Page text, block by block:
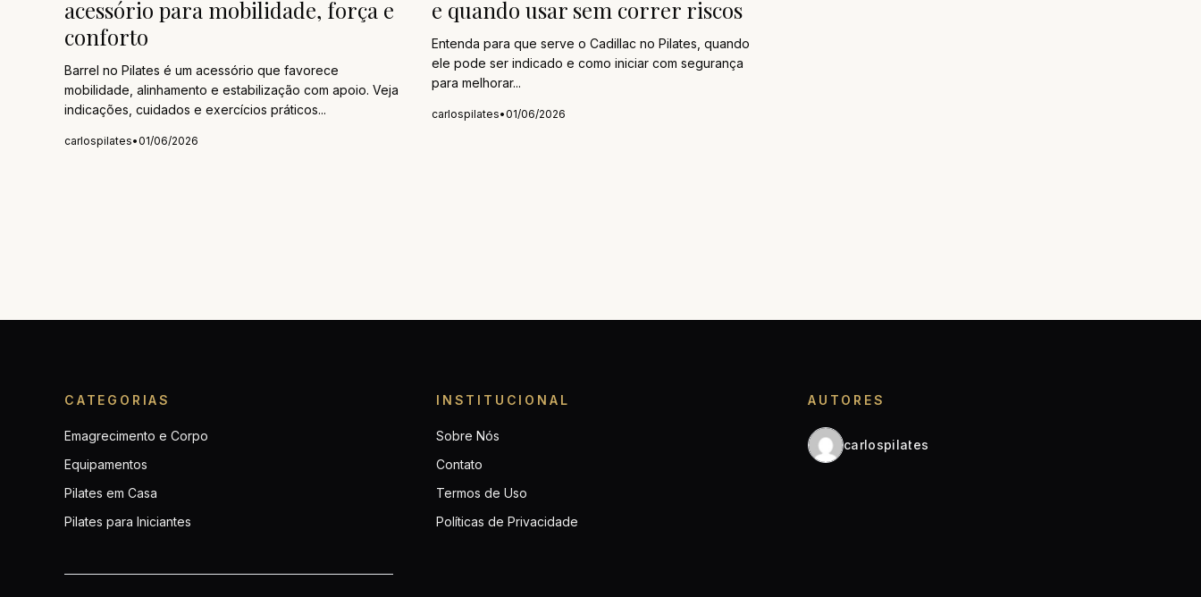
acessório para mobilidade, força e
conforto
Barrel no Pilates é um acessório que favorece
mobilidade, alinhamento e estabilização com apoio. Veja
indicações, cuidados e exercícios práticos...
carlospilates•01/06/2026
e quando usar sem correr riscos
Entenda para que serve o Cadillac no Pilates, quando
ele pode ser indicado e como iniciar com segurança
para melhorar...
carlospilates•01/06/2026
CATEGORIAS
Emagrecimento e Corpo
Equipamentos
Pilates em Casa
Pilates para Iniciantes
INSTITUCIONAL
Sobre Nós
Contato
Termos de Uso
Políticas de Privacidade
AUTORES
carlospilates